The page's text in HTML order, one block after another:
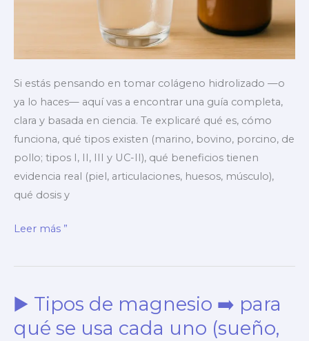
Si estás pensando en tomar colágeno hidrolizado —o
ya lo haces— aquí vas a encontrar una guía completa,
clara y basada en ciencia. Te explicaré qué es, cómo
funciona, qué tipos existen (marino, bovino, porcino, de
pollo; tipos I, II, III y UC-II), qué beneficios tienen
evidencia real (piel, articulaciones, huesos, músculo),
qué dosis y
▶️
hidrolizado
evidencia,
Leer más ”
▶️ Tipos de magnesio ➡️ para
qué se usa cada uno (sueño,